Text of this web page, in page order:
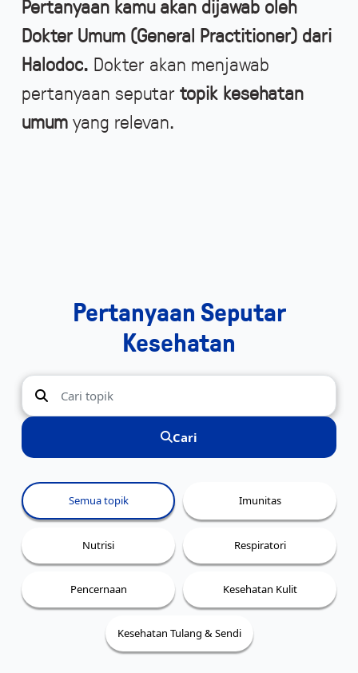
Pertanyaan kamu akan dijawab oleh
Dokter Umum (General Practitioner) dari
Halodoc. Dokter akan menjawab
pertanyaan seputar topik kesehatan
umumyang relevan.
Pertanyaan Seputar
Kesehatan
Cari
Semua topik Imunitas
Nutrisi Respiratori
Pencernaan Kesehatan Kulit
Kesehatan Tulang & Sendi